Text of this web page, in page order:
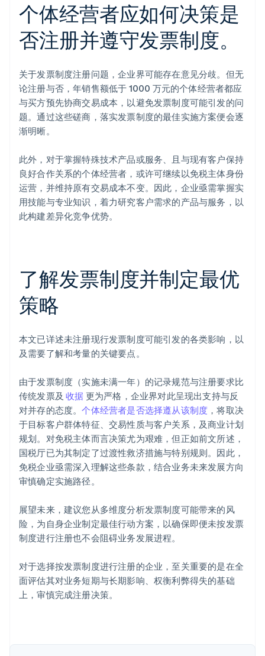
个体经营者应如何决策是
否注册并遵守发票制度。
关于发票制度注册问题，企业界可能存在意见分歧。但无
论注册与否，年销售额低于 1000 万元的个体经营者都应
与买方预先协商交易成本，以避免发票制度可能引发的问
题。通过这些磋商，落实发票制度的最佳实施方案便会逐
渐明晰。
此外，对于掌握特殊技术产品或服务、且与现有客户保持
良好合作关系的个体经营者，或许可继续以免税主体身份
运营，并维持原有交易成本不变。因此，企业亟需掌握实
用技能与专业知识，着力研究客户需求的产品与服务，以
此构建差异化竞争优势。
了解发票制度并制定最优
策略
本文已详述未注册现行发票制度可能引发的各类影响，以
及需要了解和考量的关键要点。
由于发票制度（实施未满一年）的记录规范与注册要求比
传统发票及收据 更为严格，企业界对此呈现出支持与反
对并存的态度。个体经营者是否选择遵从该制度 ，将取决
于目标客户群体特征、交易性质与客户关系，及商业计划
规划。对免税主体而言决策尤为艰难，但正如前文所述，
国税厅已为其制定了过渡性救济措施与特别规则。因此，
免税企业亟需深入理解这些条款，结合业务未来发展方向
审慎确定实施路径。
展望未来，建议您从多维度分析发票制度可能带来的风
险，为自身企业制定最佳行动方案，以确保即便未按发票
制度进行注册也不会阻碍业务发展进程。
对于选择按发票制度进行注册的企业，至关重要的是在全
面评估其对业务短期与长期影响、权衡利弊得失的基础
上，审慎完成注册决策。
阿联酋
English
爱尔兰
English
爱沙尼亚
奥地利
DeutschEnglish
澳大利亚
English
PortuguêsEnglish
保加利亚
English
比利时
丹麦